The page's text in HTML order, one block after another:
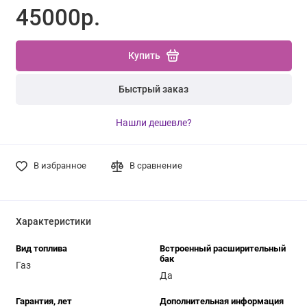
45000р.
Купить
Быстрый заказ
Нашли дешевле?
В избранное В сравнение
Характеристики
Вид топлива
Газ
Встроенный расширительный
бак
Да
Гарантия, лет Дополнительная информация